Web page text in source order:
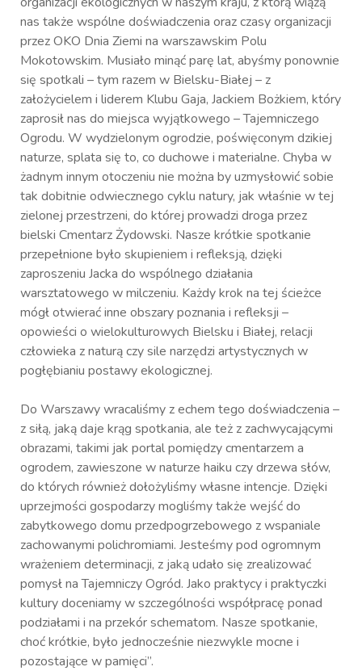
nas także wspólne doświadczenia oraz czasy organizacji
przez OKO Dnia Ziemi na warszawskim Polu
Mokotowskim. Musiało minąć parę lat, abyśmy ponownie
się spotkali – tym razem w Bielsku-Białej – z
założycielem i liderem Klubu Gaja, Jackiem Bożkiem, który
zaprosił nas do miejsca wyjątkowego – Tajemniczego
Ogrodu. W wydzielonym ogrodzie, poświęconym dzikiej
naturze, splata się to, co duchowe i materialne. Chyba w
żadnym innym otoczeniu nie można by uzmysłowić sobie
tak dobitnie odwiecznego cyklu natury, jak właśnie w tej
zielonej przestrzeni, do której prowadzi droga przez
bielski Cmentarz Żydowski. Nasze krótkie spotkanie
przepełnione było skupieniem i refleksją, dzięki
zaproszeniu Jacka do wspólnego działania
warsztatowego w milczeniu. Każdy krok na tej ścieżce
mógł otwierać inne obszary poznania i refleksji –
opowieści o wielokulturowych Bielsku i Białej, relacji
człowieka z naturą czy sile narzędzi artystycznych w
pogłębianiu postawy ekologicznej.
Do Warszawy wracaliśmy z echem tego doświadczenia –
z siłą, jaką daje krąg spotkania, ale też z zachwycającymi
obrazami, takimi jak portal pomiędzy cmentarzem a
ogrodem, zawieszone w naturze haiku czy drzewa słów,
do których również dołożyliśmy własne intencje. Dzięki
uprzejmości gospodarzy mogliśmy także wejść do
zabytkowego domu przedpogrzebowego z wspaniale
zachowanymi polichromiami. Jesteśmy pod ogromnym
wrażeniem determinacji, z jaką udało się zrealizować
pomysł na Tajemniczy Ogród. Jako praktycy i praktyczki
kultury doceniamy w szczególności współpracę ponad
podziałami i na przekór schematom. Nasze spotkanie,
choć krótkie, było jednocześnie niezwykle mocne i
pozostające w pamięci”.